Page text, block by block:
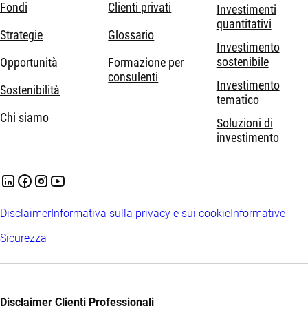
Fondi
Strategie
Opportunità
Sostenibilità
Chi siamo
Clienti privati
Glossario
Formazione per
consulenti
Investimenti
quantitativi
Investimento
sostenibile
Investimento
tematico
Soluzioni di
investimento
DisclaimerInformativa sulla privacy e sui cookie Informative
Sicurezza
Disclaimer Clienti Professionali